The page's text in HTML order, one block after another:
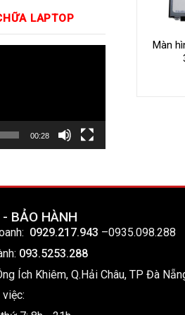
LAPTOP
00:28
Màn
BẢO HÀNH
0929.217.943 –0935.098.288
093.5253.288
Ích Khiêm, Q.Hải Châu, TP Đà